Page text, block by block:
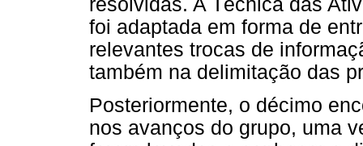
foi adaptada em forma de
relevantes trocas de
também na delimitação das
Posteriormente, o décimo
nos avanços do grupo, uma